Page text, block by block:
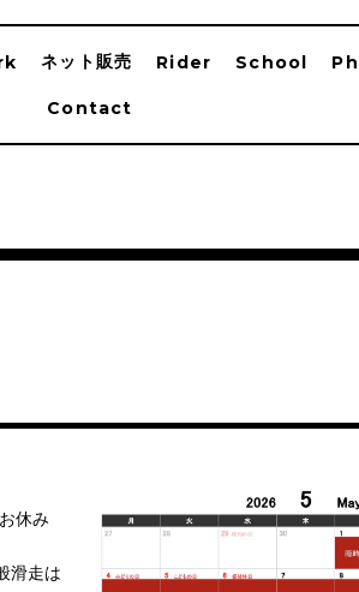
ネット販売 Rider School
Contact
休み
滑走は